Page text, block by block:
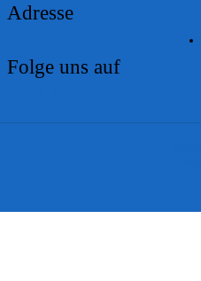
Adresse
Folge uns auf